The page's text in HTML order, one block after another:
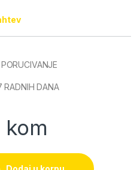
RADNIH DANA
kom
0-28mm quantity